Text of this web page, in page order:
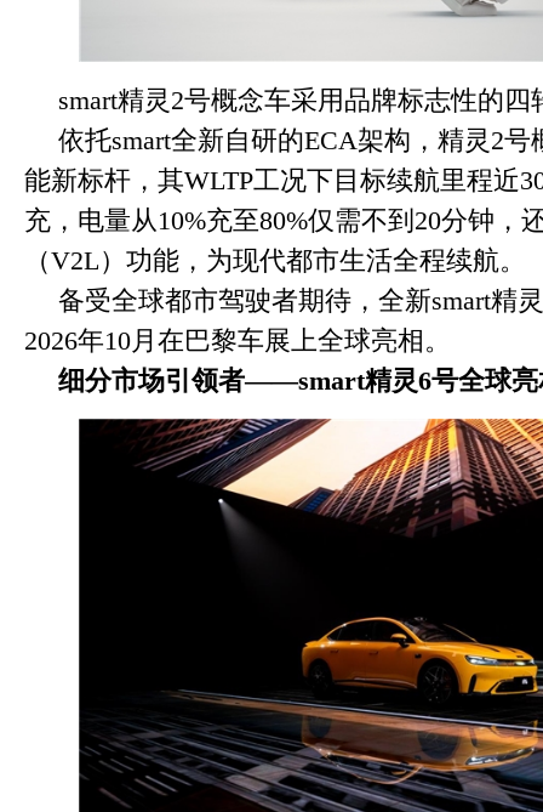
smart精灵2号概念车采用品牌标志性的四
依托smart全新自研的ECA架构，精灵2
能新标杆，其WLTP工况下目标续航里程近
充，电量从10%充至80%仅需不到20分钟，
（V2L）功能，为现代都市生活全程续航。
备受全球都市驾驶者期待，全新smart精
2026年10月在巴黎车展上全球亮相。
细分市场引领者——smart精灵6号全球